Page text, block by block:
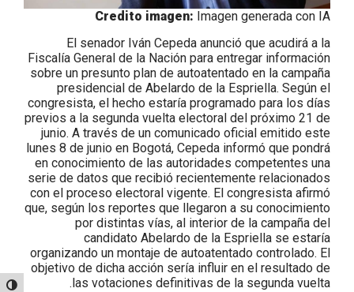
Credito imagen: Imagen generada con IA
El senador Iván Cepeda anunció que acudirá a la
Fiscalía General de la Nación para entregar información
sobre un presunto plan de autoatentado en la campaña
presidencial de Abelardo de la Espriella. Según el
congresista, el hecho estaría programado para los días
previos a la segunda vuelta electoral del próximo 21 de
junio. A través de un comunicado oficial emitido este
lunes 8 de junio en Bogotá, Cepeda informó que pondrá
en conocimiento de las autoridades competentes una
serie de datos que recibió recientemente relacionados
con el proceso electoral vigente. El congresista afirmó
que, según los reportes que llegaron a su conocimiento
por distintas vías, al interior de la campaña del
candidato Abelardo de la Espriella se estaría
organizando un montaje de autoatentado controlado. El
objetivo de dicha acción sería influir en el resultado de
las votaciones definitivas de la segunda vuelta.